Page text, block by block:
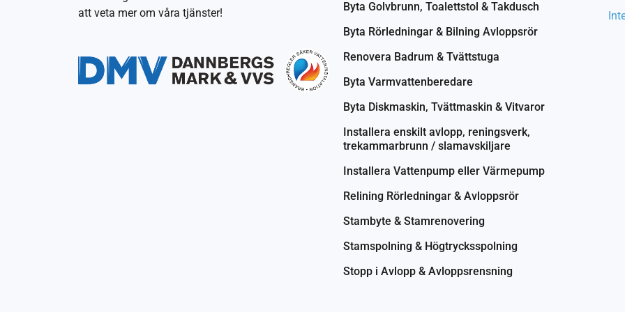
att veta mer om våra tjänster!
Byta Golvbrunn, Toalettstol & Takdusch
Byta Rörledningar & Bilning Avloppsrör
Renovera Badrum & Tvättstuga
Byta Varmvattenberedare
Byta Diskmaskin, Tvättmaskin & Vitvaror
Installera enskilt avlopp, reningsverk,
trekammarbrunn / slamavskiljare
Installera Vattenpump eller Värmepump
Relining Rörledningar & Avloppsrör
Stambyte & Stamrenovering
Stamspolning & Högtrycksspolning
Stopp i Avlopp & Avloppsrensning